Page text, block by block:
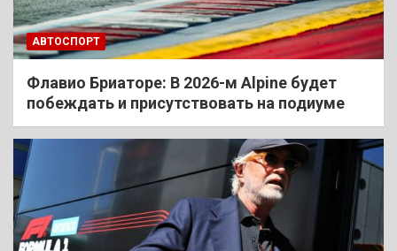
АВТОСПОРТ
Флавио Бриаторе: В 2026-м Alpine будет
побеждать и присутствовать на подиуме